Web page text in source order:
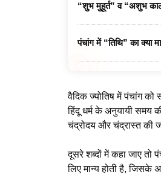
“शुभ मुहूर्त” व “अशुभ
पंचांग में “तिथि” का क्या
वैदिक ज्योतिष में पंचांग
हिंदू धर्म के अनुयायी समय
चंद्रोदय और चंद्रास्त की
दूसरे शब्दों में कहा जाए
लिए मान्य होती है, जिसके